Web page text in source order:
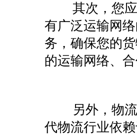
其次，您应
有广泛运输网
务，确保您的
的运输网络、
另外，物流
代物流行业依